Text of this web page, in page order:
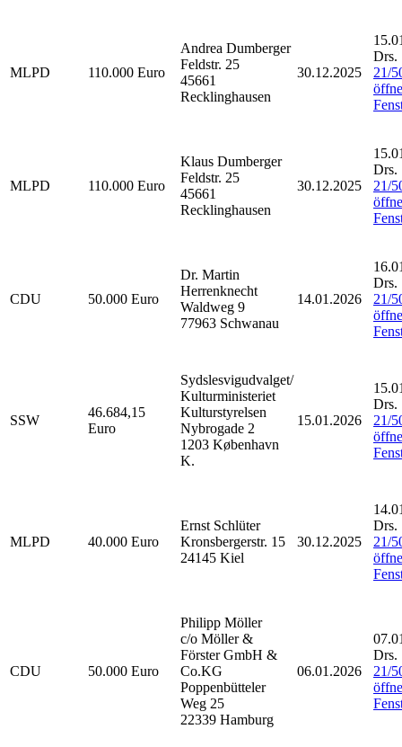
MLPD 110.000 Euro
Andrea Dumberger
Feldstr. 25
45661
Recklinghausen
30.12.2025
Drs.
21/
MLPD 110.000 Euro
Klaus Dumberger
Feldstr. 25
45661
Recklinghausen
30.12.2025
Drs.
21/
CDU 50.000 Euro
Dr. Martin
Herrenknecht
Waldweg 9
77963 Schwanau
14.01.2026
Drs.
21/
SSW
46.684,15
Euro
Sydslesvigudvalget/
Kulturministeriet
Kulturstyrelsen
Nybrogade 2
1203 København
K.
15.01.2026
Drs.
21/
MLPD 40.000 Euro
Ernst Schlüter
Kronsbergerstr. 15
24145 Kiel
30.12.2025
Drs.
21/
CDU 50.000 Euro
Philipp Möller
c/o Möller &
Förster GmbH &
Co.KG
Poppenbütteler
Weg 25
22339 Hamburg
06.01.2026
Drs.
21/